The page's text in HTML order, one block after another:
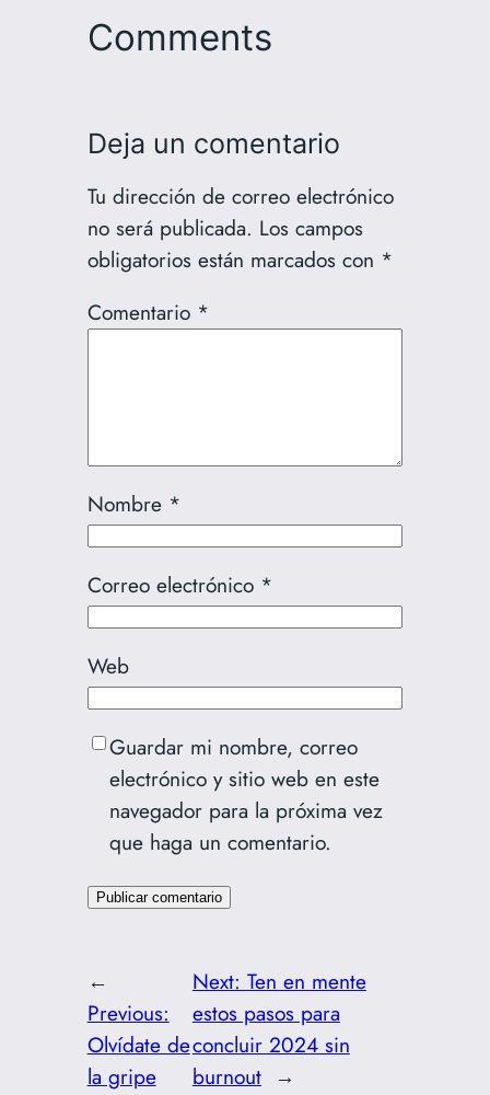
Comments
Deja un comentario
Tu dirección de correo electrónico
no será publicada. Los campos
obligatorios están marcados con *
Comentario *
Nombre *
Correo electrónico *
Web
Guardar mi nombre, correo
electrónico y sitio web en este
navegador para la próxima vez
que haga un comentario.
←
Previous:
Olvídate de
la gripe
Next: Ten en mente
estos pasos para
concluir 2024 sin
burnout →